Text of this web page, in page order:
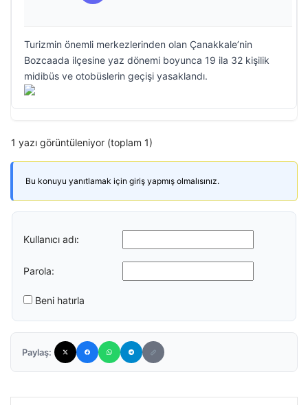
Turizmin önemli merkezlerinden olan Çanakkale’nin
Bozcaada ilçesine yaz dönemi boyunca 19 ila 32 kişilik
midibüs ve otobüslerin geçişi yasaklandı.
1 yazı görüntüleniyor (toplam 1)
Bu konuyu yanıtlamak için giriş yapmış olmalısınız.
Kullanıcı adı:
Parola:
Beni hatırla
Paylaş: